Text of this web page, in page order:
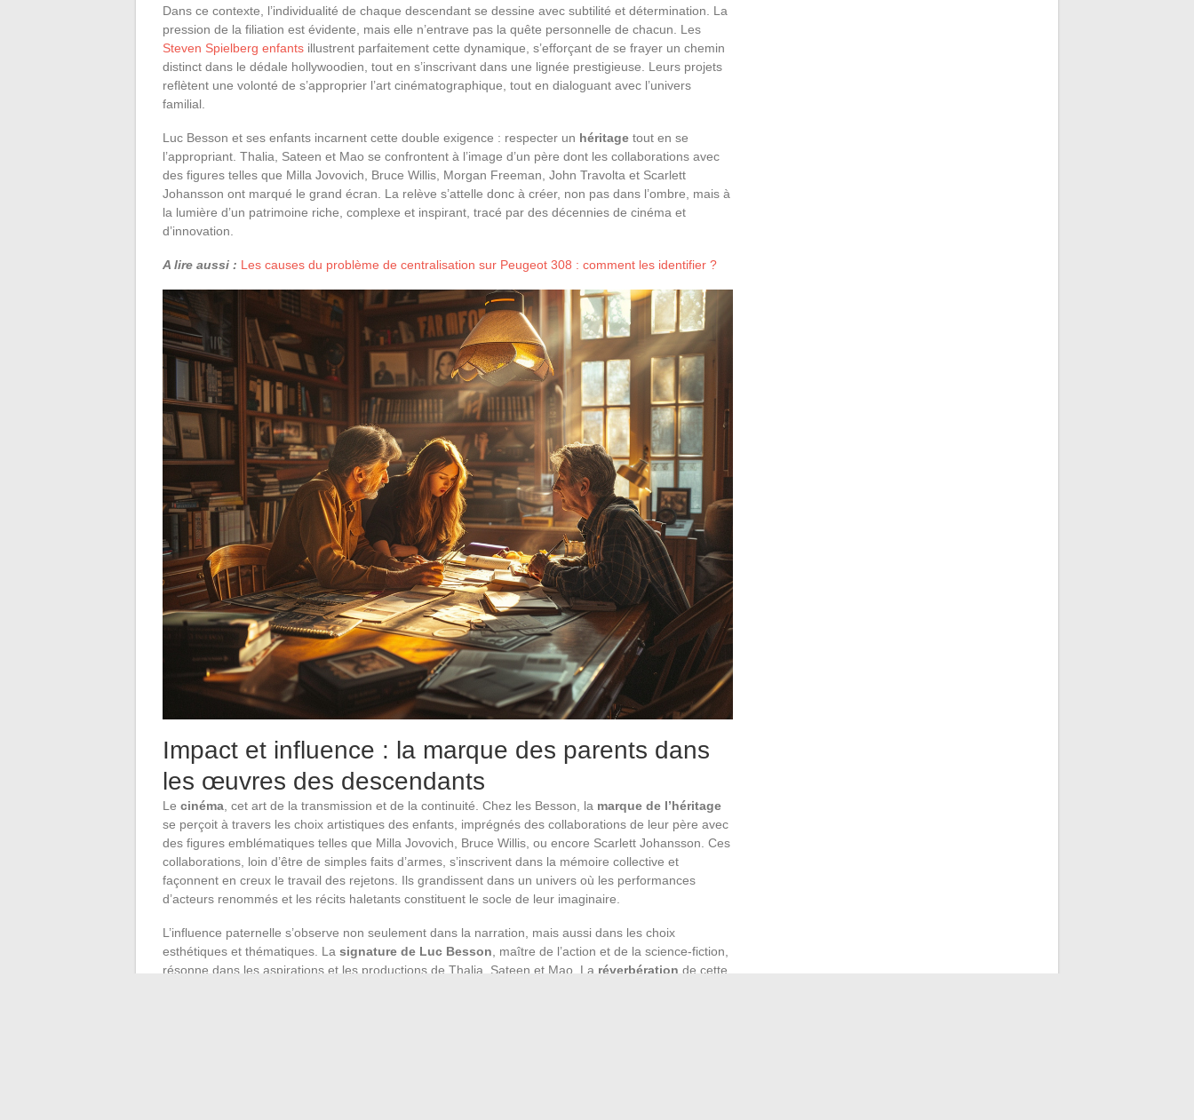
Dans ce contexte, l’individualité de chaque descendant se dessine avec subtilité et détermination. La
pression de la filiation est évidente, mais elle n’entrave pas la quête personnelle de chacun. Les
Steven Spielberg enfants illustrent parfaitement cette dynamique, s’efforçant de se frayer un chemin
distinct dans le dédale hollywoodien, tout en s’inscrivant dans une lignée prestigieuse. Leurs projets
reflètent une volonté de s’approprier l’art cinématographique, tout en dialoguant avec l’univers
familial.
Luc Besson et ses enfants incarnent cette double exigence : respecter un héritage tout en se
l’appropriant. Thalia, Sateen et Mao se confrontent à l’image d’un père dont les collaborations avec
des figures telles que Milla Jovovich, Bruce Willis, Morgan Freeman, John Travolta et Scarlett
Johansson ont marqué le grand écran. La relève s’attelle donc à créer, non pas dans l’ombre, mais à
la lumière d’un patrimoine riche, complexe et inspirant, tracé par des décennies de cinéma et
d’innovation.
A lire aussi : Les causes du problème de centralisation sur Peugeot 308 : comment les identifier ?
Impact et influence : la marque des parents dans
les œuvres des descendants
Le cinéma , cet art de la transmission et de la continuité. Chez les Besson, la marque de l’héritage
se perçoit à travers les choix artistiques des enfants, imprégnés des collaborations de leur père avec
des figures emblématiques telles que Milla Jovovich, Bruce Willis, ou encore Scarlett Johansson. Ces
collaborations, loin d’être de simples faits d’armes, s’inscrivent dans la mémoire collective et
façonnent en creux le travail des rejetons. Ils grandissent dans un univers où les performances
d’acteurs renommés et les récits haletants constituent le socle de leur imaginaire.
L’influence paternelle s’observe non seulement dans la narration, mais aussi dans les choix
esthétiques et thématiques. La signature de Luc Besson , maître de l’action et de la science-fiction,
résonne dans les aspirations et les productions de Thalia, Sateen et Mao. La réverbération de cette